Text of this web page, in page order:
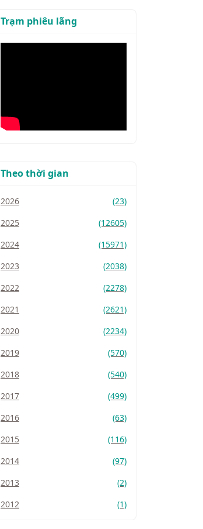
Trạm phiêu lãng
Theo thời gian
2026
(23)
2025
(12605)
2024
(15971)
2023
(2038)
2022
(2278)
2021
(2621)
2020
(2234)
2019
(570)
2018
(540)
2017
(499)
2016
(63)
2015
(116)
2014
(97)
2013
(2)
2012
(1)